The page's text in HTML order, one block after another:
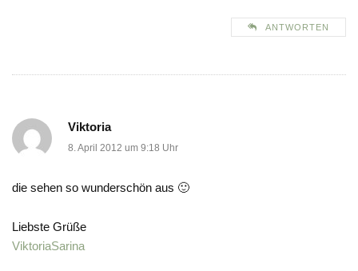
ANTWORTEN
Viktoria
8. April 2012 um 9:18 Uhr
die sehen so wunderschön aus 🙂
Liebste Grüße
ViktoriaSarina